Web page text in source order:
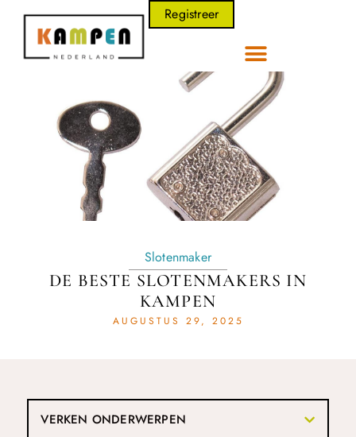
Registreer
Slotenmaker
DE BESTE SLOTENMAKERS IN
KAMPEN
AUGUSTUS 29, 2025
VERKEN ONDERWERPEN